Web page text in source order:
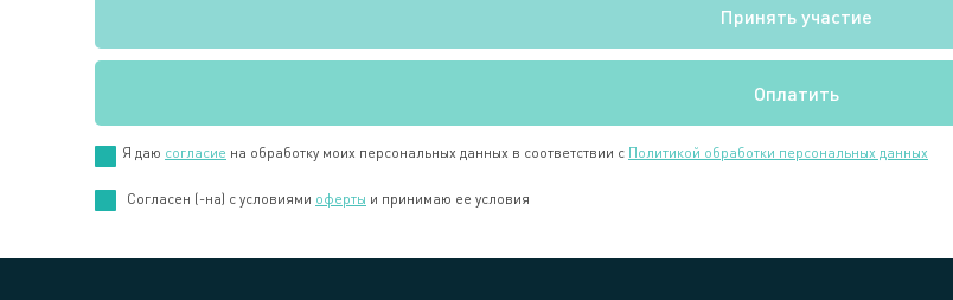
Я даю согласие на обработку моих персональных данных в соответствии с Политикой обработки персональных данных
Cогласен (-на) с условиями оферты и принимаю ее условия